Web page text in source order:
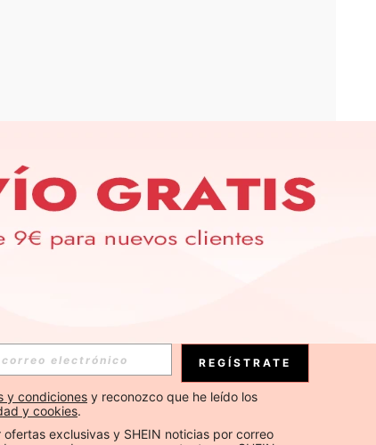
APP
PROMOCIONES Y NOTICIAS DE SHEIN
REGÍSTRATE
y condiciones y reconozco que he leído los
y cookies.
exclusivas y SHEIN noticias por correo